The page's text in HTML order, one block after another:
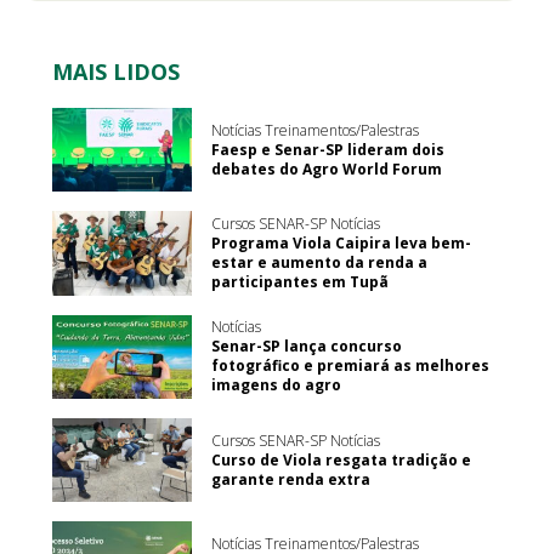
MAIS LIDOS
Notícias Treinamentos/Palestras
Faesp e Senar-SP lideram dois
debates do Agro World Forum
Cursos SENAR-SP Notícias
Programa Viola Caipira leva bem-
estar e aumento da renda a
participantes em Tupã
Notícias
Senar-SP lança concurso
fotográfico e premiará as melhores
imagens do agro
Cursos SENAR-SP Notícias
Curso de Viola resgata tradição e
garante renda extra
Notícias Treinamentos/Palestras